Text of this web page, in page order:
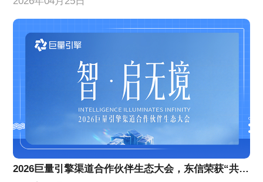
2026巨量引擎渠道合作伙伴生态大会，东信荣获“共擎奖”双项大奖